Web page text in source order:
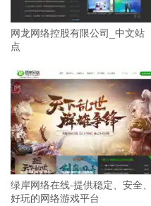
网龙网络控股有限公司_中文站
点
绿岸网络在线-提供稳定、安全、
好玩的网络游戏平台